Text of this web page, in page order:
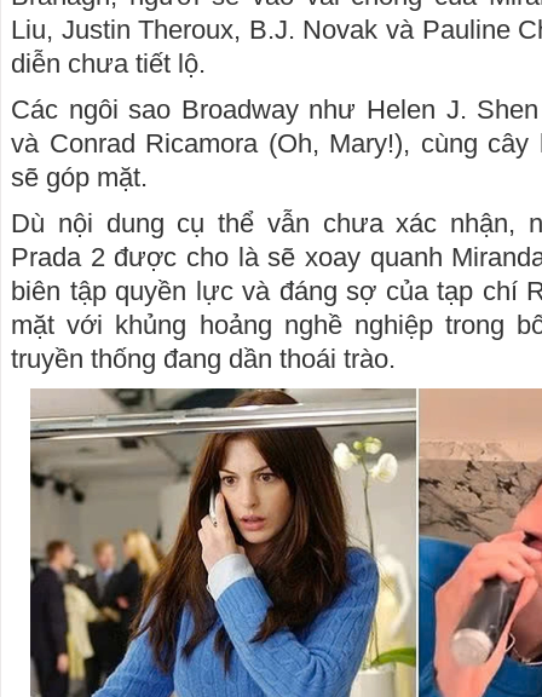
Liu, Justin Theroux, B.J. Novak và Pauline
diễn chưa tiết lộ.
Các ngôi sao Broadway như Helen J.
và Conrad Ricamora (Oh, Mary!), cùng
sẽ góp mặt.
Dù nội dung cụ thể vẫn chưa xác nhận,
Prada 2 được cho là sẽ xoay quanh
biên tập quyền lực và đáng sợ của tạp chí
mặt với khủng hoảng nghề nghiệp trong
truyền thống đang dần thoái trào.